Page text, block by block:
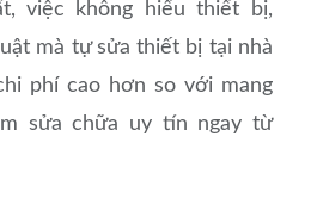
việc không hiểu thiết bị,
mà tự sửa thiết bị tại nhà
phí cao hơn so với mang
sửa chữa uy tín ngay từ